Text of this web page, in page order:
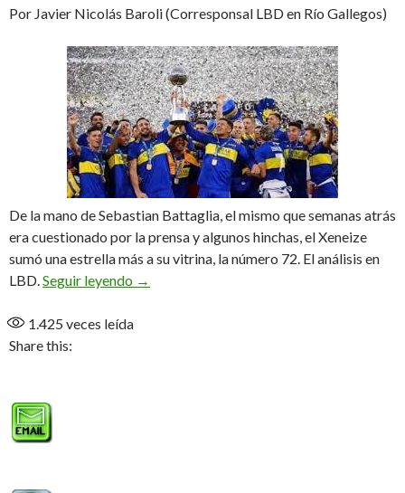
Por Javier Nicolás Baroli (Corresponsal LBD en Río Gallegos)
De la mano de Sebastian Battaglia, el mismo que semanas atrás
era cuestionado por la prensa y algunos hinchas, el Xeneize
sumó una estrella más a su vitrina, la número 72. El análisis en
LBD.Seguir leyendo Boca gritó campeón en el Kempes
→
1.425 veces leída
Share this: